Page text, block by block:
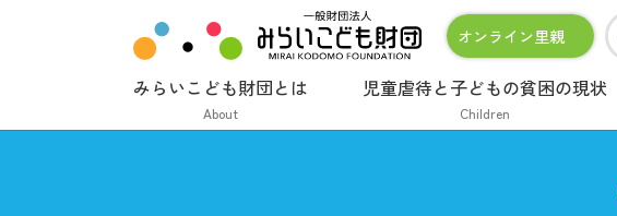
オンライン里親
みらいこども財団とは
About
児童虐待と子どもの貧困の現状
Children